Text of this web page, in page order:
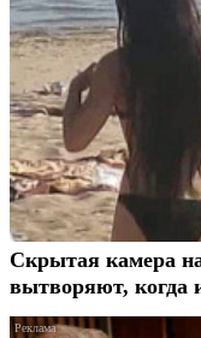
Скрытая камера
вытворяют, когда